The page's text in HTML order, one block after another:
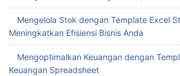
Mengelola Stok dengan Template Excel
Meningkatkan Efisiensi Bisnis Anda
Mengoptimalkan Keuangan dengan
Keuangan Spreadsheet